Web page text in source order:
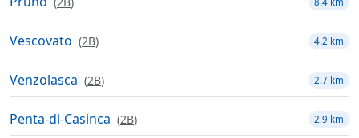
Vescovato (2B) 4.2 km
Venzolasca (2B) 2.7 km
Penta-di-Casinca (2B) 2.9 km